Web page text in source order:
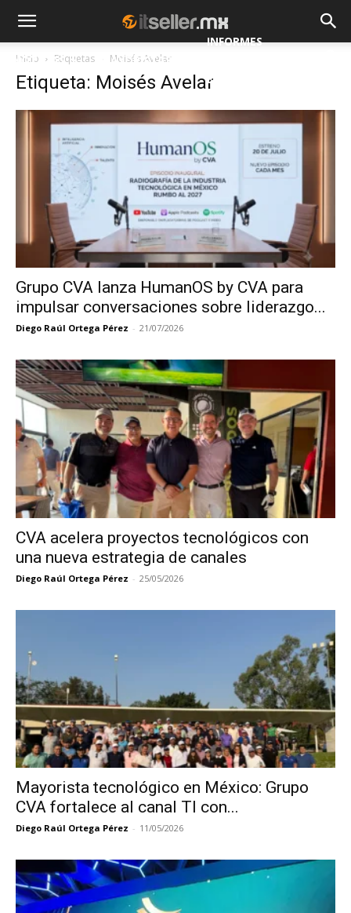
NOTICIAS MAYORISTAS
INFORMES
ESPECIALES
Inicio Etiquetas Moisés Avelar
Etiqueta: Moisés Avelar
Grupo CVA lanza HumanOS by CVA para
impulsar conversaciones sobre liderazgo...
Diego Raúl Ortega Pérez - 21/07/2026
CVA acelera proyectos tecnológicos con
una nueva estrategia de canales
Diego Raúl Ortega Pérez - 25/05/2026
Mayorista tecnológico en México: Grupo
CVA fortalece al canal TI con...
Diego Raúl Ortega Pérez - 11/05/2026